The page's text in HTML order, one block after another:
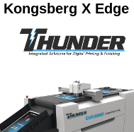
Kongsberg X Edge